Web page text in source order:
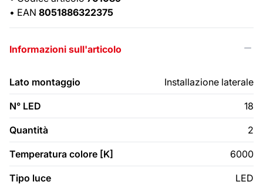
• EAN 8051886322375
Informazioni sull'articolo
Lato montaggio Installazione laterale
N° LED 18
Quantità 2
Temperatura colore [K] 6000
Tipo luce LED